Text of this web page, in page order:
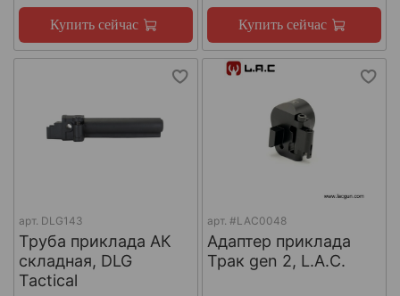
Купить сейчас Купить сейчас
арт. DLG143
Труба приклада АК
складная, DLG
Tactical
арт. #LAC0048
Адаптер приклада
Трак gen 2, L.A.C.